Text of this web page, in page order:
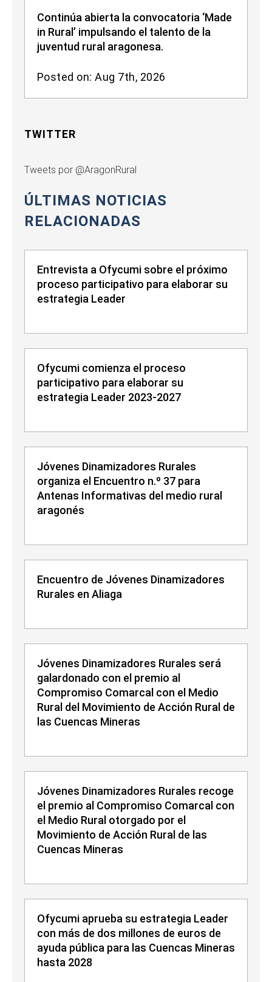
Continúa abierta la convocatoria ‘Made
in Rural’ impulsando el talento de la
juventud rural aragonesa.
Posted on: Aug 7th, 2026
TWITTER
Tweets por @AragonRural
ÚLTIMAS NOTICIAS
RELACIONADAS
Entrevista a Ofycumi sobre el próximo
proceso participativo para elaborar su
estrategia Leader
Ofycumi comienza el proceso
participativo para elaborar su
estrategia Leader 2023-2027
Jóvenes Dinamizadores Rurales
organiza el Encuentro n.º 37 para
Antenas Informativas del medio rural
aragonés
Encuentro de Jóvenes Dinamizadores
Rurales en Aliaga
Jóvenes Dinamizadores Rurales será
galardonado con el premio al
Compromiso Comarcal con el Medio
Rural del Movimiento de Acción Rural de
las Cuencas Mineras
Jóvenes Dinamizadores Rurales recoge
el premio al Compromiso Comarcal con
el Medio Rural otorgado por el
Movimiento de Acción Rural de las
Cuencas Mineras
Ofycumi aprueba su estrategia Leader
con más de dos millones de euros de
ayuda pública para las Cuencas Mineras
hasta 2028